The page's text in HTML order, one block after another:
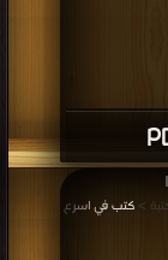
كتب في اسرع